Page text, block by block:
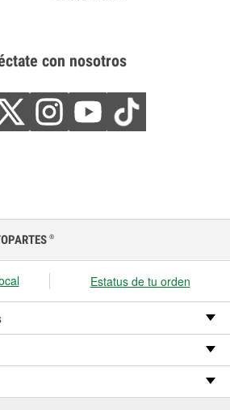
con nosotros
®
Estatus de tu orden